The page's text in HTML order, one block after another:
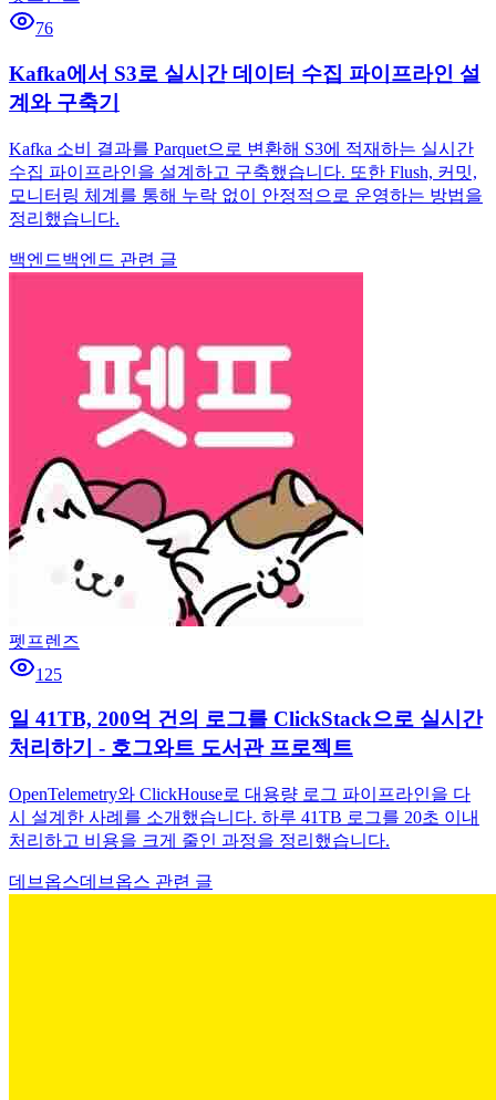
76
Kafka에서 S3로 실시간 데이터 수집 파이프라인 설
계와 구축기
Kafka 소비 결과를 Parquet으로 변환해 S3에 적재하는 실시간
수집 파이프라인을 설계하고 구축했습니다. 또한 Flush, 커밋,
모니터링 체계를 통해 누락 없이 안정적으로 운영하는 방법을
정리했습니다.
백엔드백엔드 관련 글
펫프렌즈
125
일 41TB, 200억 건의 로그를 ClickStack으로 실시간
처리하기 - 호그와트 도서관 프로젝트
OpenTelemetry와 ClickHouse로 대용량 로그 파이프라인을 다
시 설계한 사례를 소개했습니다. 하루 41TB 로그를 20초 이내
처리하고 비용을 크게 줄인 과정을 정리했습니다.
데브옵스데브옵스 관련 글